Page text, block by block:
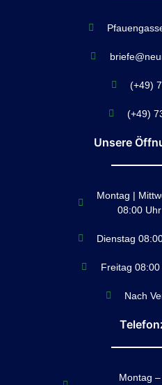
(+49)
(+49)
Unsere
Montag |
08:00
Dienstag
Freitag
Nach
Montag